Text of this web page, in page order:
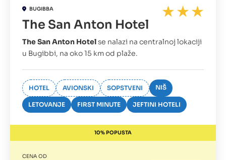
BUGIBBA
The San Anton Hotel
The San Anton Hotelse nalazi na centralnoj lokaciji
u Bugibbi, na oko 15 km od plaže.
HOTEL AVIONSKI SOPSTVENI NIŠ
LETOVANJE FIRST MINUTE JEFTINI HOTELI
10% POPUSTA
CENA OD